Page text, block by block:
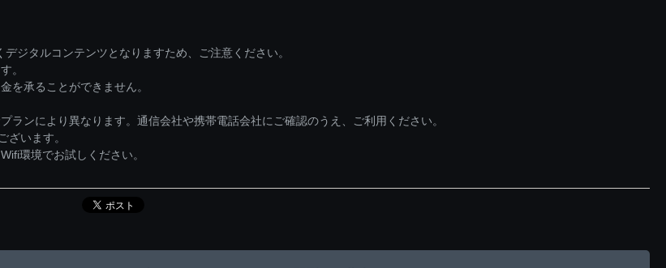
ジタルコンテンツとなりますため、ご注意ください。
。
を承ることができません。
ンにより異なります。通信会社や携帯電話会社にご確認のうえ、ご利用ください。
ざいます。
環境でお試しください。